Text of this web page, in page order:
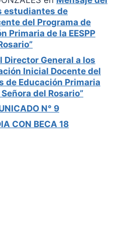
estudiantes de
del Programa de
Primaria de la EESPP
Director General a los
Inicial Docente del
de Educación Primaria
del Rosario”
N° 9
CON BECA 18